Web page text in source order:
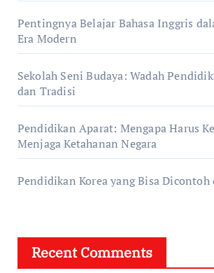
Pentingnya Belajar Bahasa Inggris
Era Modern
Sekolah Seni Budaya: Wadah
dan Tradisi
Pendidikan Aparat: Mengapa Harus
Menjaga Ketahanan Negara
Pendidikan Korea yang Bisa
Recent Comments